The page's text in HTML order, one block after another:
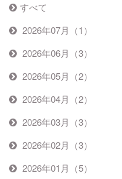
すべて
2026年07月（1）
2026年06月（3）
2026年05月（2）
2026年04月（2）
2026年03月（3）
2026年02月（3）
2026年01月（5）